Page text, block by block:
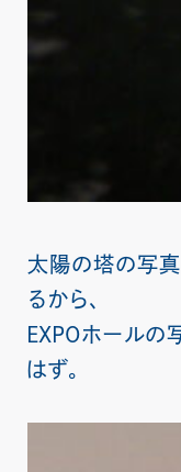
太陽の塔の写
るから、
EXPOホールの
はず。